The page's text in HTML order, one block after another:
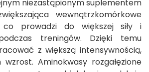
niezastąpionym suplementem
wewnątrzkomórkowe
co prowadzi do większej siły i
treningów. Dzięki temu
z większą intensywnością,
Aminokwasy rozgałęzione